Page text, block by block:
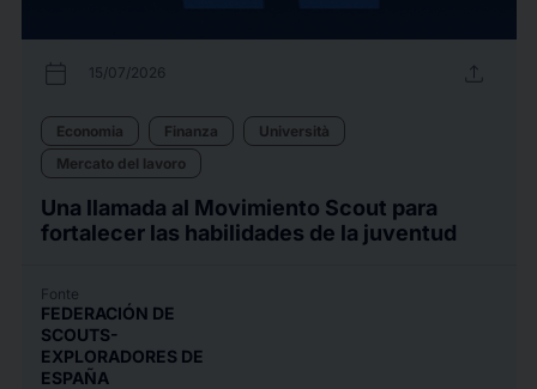
calendar_today 15/07/2026 upload
Economia Finanza
Università
Mercato del lavoro
Una llamada al Movimiento Scout para
fortalecer las habilidades de la juventud
Fonte
FEDERACIÓN DE
SCOUTS-
EXPLORADORES DE
ESPAÑA